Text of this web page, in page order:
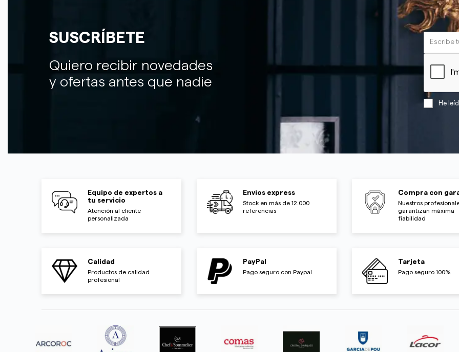
SUSCRÍBETE
Quiero recibir novedades
y ofertas antes que nadie
He
Equipo de expertos a
tu servicio
Atención al cliente
personalizada
Envíos express
Stock en más de 12.000
referencias
Compra con
Nuestros
garantizan máxima
fiabilidad
Calidad
Productos de calidad
profesional
PayPal
Pago seguro con Paypal
Tarjeta
Pago seguro 100%